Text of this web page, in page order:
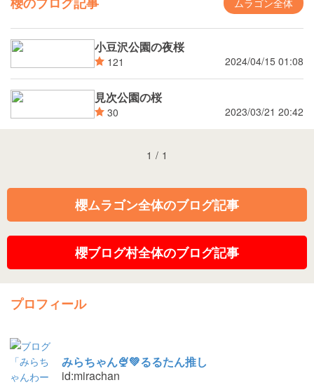
ムラゴン全体
小豆沢公園の夜桜
121 2024/04/15 01:08
見次公園の桜
30 2023/03/21 20:42
1 / 1
櫻ムラゴン全体のブログ記事
櫻ブログ村全体のブログ記事
プロフィール
みらちゃん🍨💚るるたん推し
id:mirachan